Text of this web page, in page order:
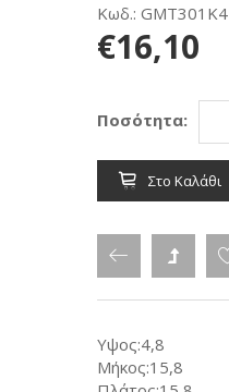
Κωδ.: GMT301K4
€16,10
Ποσότητα:
Στο Καλάθι
Υψος:4,8
Μήκος:15,8